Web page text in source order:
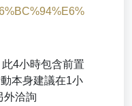
4小時包含前置
本身建議在1小
外洽詢